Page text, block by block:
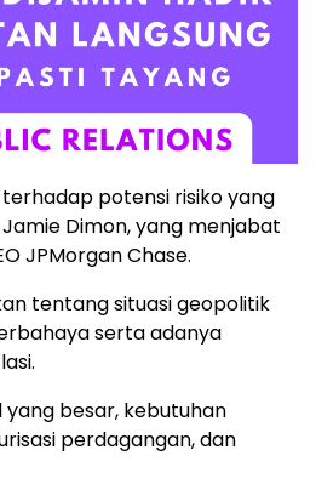
potensi risiko yang
Dimon, yang menjabat
JPMorgan Chase.
tentang situasi geopolitik
serta adanya
besar, kebutuhan
perdagangan, dan